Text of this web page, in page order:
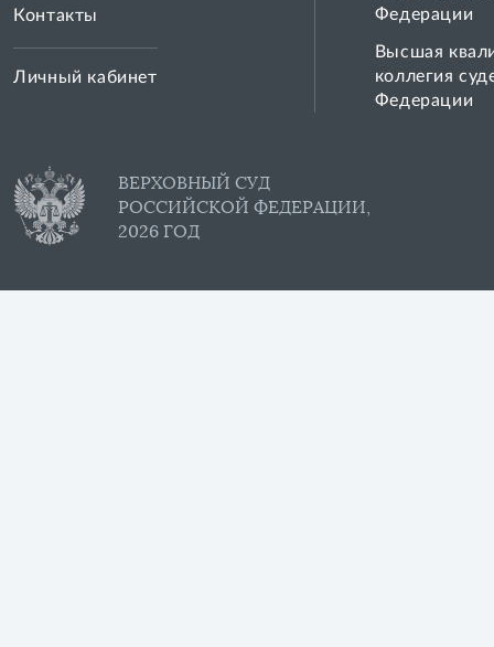
Контакты
Личный кабинет
Федерации
Высшая
коллегия
Федерации
ВЕРХОВНЫЙ СУД
РОССИЙСКОЙ ФЕДЕРАЦИИ,
2026 ГОД